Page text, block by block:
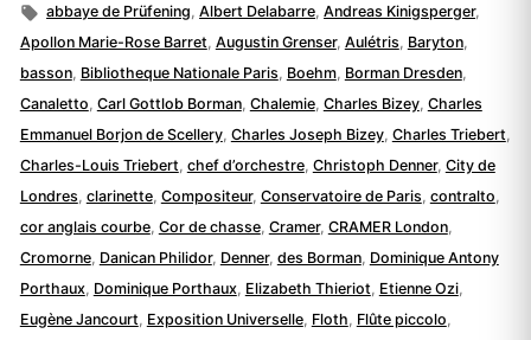
dans
Étiquettes :
abbaye de Prüfening,Albert Delabarre,Andreas Kinigsperger,
Apollon Marie-Rose Barret, Augustin Grenser, Aulétris, Baryton,
basson, Bibliotheque Nationale Paris, Boehm, Borman Dresden,
Canaletto, Carl Gottlob Borman, Chalemie, Charles Bizey, Charles
Emmanuel Borjon de Scellery, Charles Joseph Bizey, Charles Triebert,
Charles-Louis Triebert, chef d’orchestre, Christoph Denner, City de
Londres, clarinette, Compositeur, Conservatoire de Paris, contralto,
cor anglais courbe, Cor de chasse, Cramer, CRAMER London,
Cromorne, Danican Philidor, Denner, des Borman, Dominique Antony
Porthaux, Dominique Porthaux, Elizabeth Thieriot, Etienne Ozi,
Eugène Jancourt, Exposition Universelle, Floth, Flûte piccolo,